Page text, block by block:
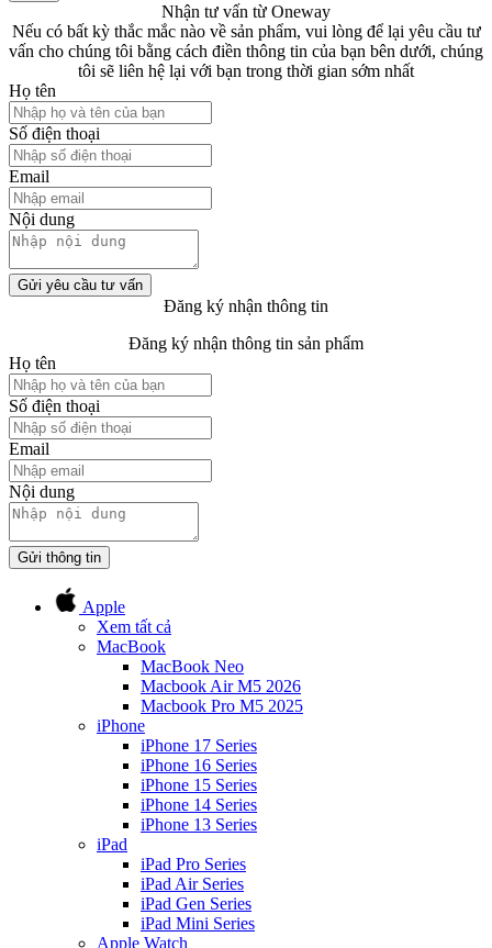
Nhận tư vấn từ Oneway
Nếu có bất kỳ thắc mắc nào về sản phẩm, vui lòng để lại yêu cầu tư
vấn cho chúng tôi bằng cách điền thông tin của bạn bên dưới, chúng
tôi sẽ liên hệ lại với bạn trong thời gian sớm nhất
Họ tên
Số điện thoại
Email
Nội dung
Gửi yêu cầu tư vấn
Đăng ký nhận thông tin
Đăng ký nhận thông tin sản phẩm
Họ tên
Số điện thoại
Email
Nội dung
Gửi thông tin
Apple
Xem tất cả
MacBook
MacBook Neo
Macbook Air M5 2026
Macbook Pro M5 2025
iPhone
iPhone 17 Series
iPhone 16 Series
iPhone 15 Series
iPhone 14 Series
iPhone 13 Series
iPad
iPad Pro Series
iPad Air Series
iPad Gen Series
iPad Mini Series
Apple Watch